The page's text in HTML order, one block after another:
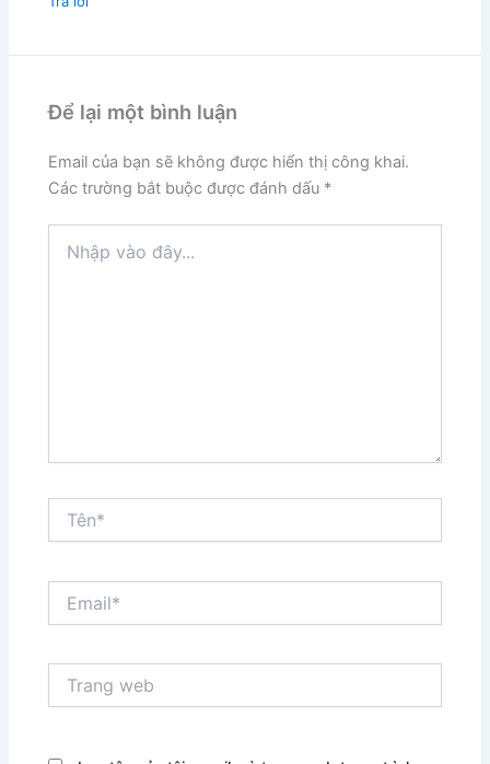
Để lại một bình luận
Email của bạn sẽ không được hiển thị công khai.
Các trường bắt buộc được đánh dấu *
vào
web